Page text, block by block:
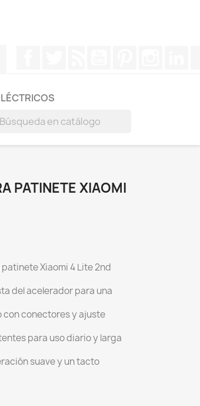
PATINETE XIAOMI
Xiaomi 4 Lite 2nd
del acelerador para una
con conectores y ajuste
para uso diario y larga
suave y un tacto